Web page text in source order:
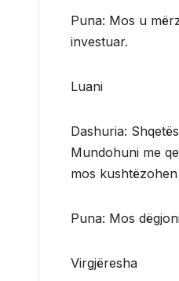
Puna: Mos u
investuar.
Luani
Dashuria:
Mundohuni me
mos
Puna: Mos
Virgjëresha